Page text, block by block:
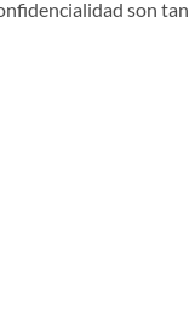
son